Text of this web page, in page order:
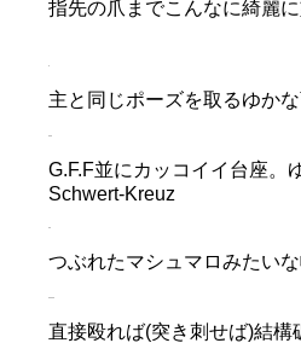
指先の爪までこんなに綺麗
主と同じポーズを取るゆかな
G.F.F並にカッコイイ台座。
Schwert-Kreuz
つぶれたマシュマロみたいな
直接殴れば(突き刺せば)結